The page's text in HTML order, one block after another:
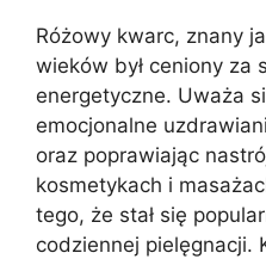
Różowy kwarc, znany
wieków był ceniony za
energetyczne. Uważa
emocjonalne
oraz poprawiając
kosmetykach i
tego, że stał się
codziennej pielęgnacji.